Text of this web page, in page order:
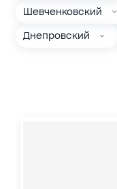
Шевченковский
Днепровский